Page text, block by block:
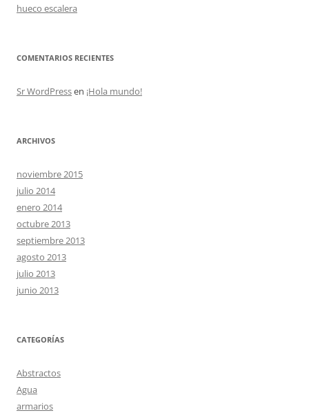
hueco escalera
COMENTARIOS RECIENTES
Sr WordPressen ¡Hola mundo!
ARCHIVOS
noviembre 2015
julio 2014
enero 2014
octubre 2013
septiembre 2013
agosto 2013
julio 2013
junio 2013
CATEGORÍAS
Abstractos
Agua
armarios